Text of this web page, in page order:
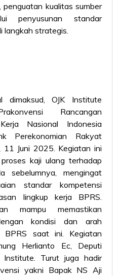
kualitas sumber
penyusunan standar
langkah strategis.
dimaksud, OJK Institute
Rancangan
Nasional Indonesia
Perekonomian Rakyat
11 Juni 2025. Kegiatan ini
kaji ulang terhadap
sebelumnya, mengingat
standar kompetensi
lingkup kerja BPRS.
mampu memastikan
kondisi dan arah
BPRS saat ini. Kegiatan
Herlianto Ec, Deputi
Institute. Turut juga hadir
yakni Bapak NS Aji